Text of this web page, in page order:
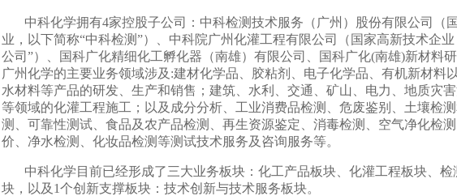
中科化学拥有4家控股子公司：中科检测技术服务（广州）股份有限公司（
业，以下简称“中科检测”）、中科院广州化灌工程有限公司（国家高新技术企
公司”）、
国科广化精细化工孵化器（南雄）有限公司 、国科广化(南雄)新材料
广州化学的主要业务领域涉及 :建材化学品、胶粘剂、电子化学品、有机新材料
水材料等产品的研发、生产和销售；建筑、水利、交通、矿山、电力、地质灾
等领域的化灌工程施工；以及成分分析、工业消费品检测、危废鉴别、土壤检
测、可靠性测试、食品及农产品检测、再生资源鉴定、消毒检测、空气净化检
价、净水检测、化妆品检测等测试技术服务及咨询服务等。
中科化学目前已经形成了三大业务板块：化工产品板块、化灌工程板块、检
块，以及 1个创新支撑板块：技术创新与技术服务板块。